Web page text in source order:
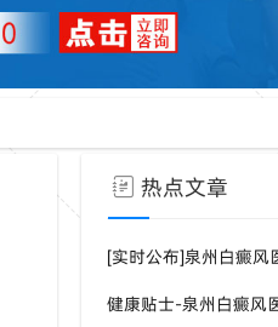
热点文章